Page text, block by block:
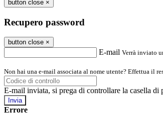
button close ×
Recupero password
button close ×
E-mail Verrà inviato
Non hai una e-mail associata al nome utente? Effettua il
E-mail inviata, si prega di controllare la casella di
Errore